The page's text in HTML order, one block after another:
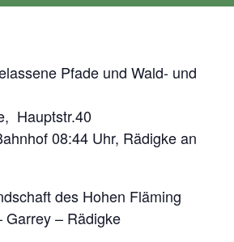
Pfade und Wald- und
Hauptstr.40
08:44 Uhr, Rädigke an
des Hohen Fläming
Garrey – Rädigke